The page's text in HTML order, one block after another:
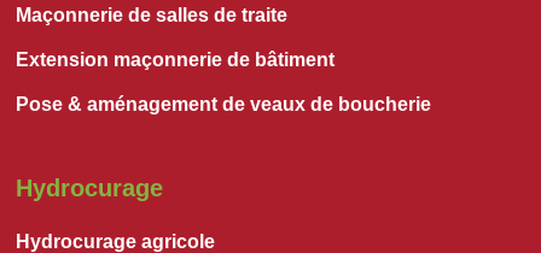
Maçonnerie de salles de traite
Extension maçonnerie de bâtiment
Pose & aménagement de veaux de boucherie
Hydrocurage
Hydrocurage agricole